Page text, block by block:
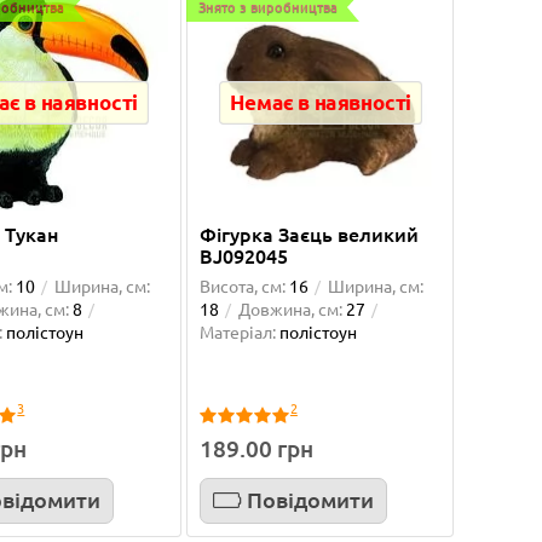
з
Дуже дякую магазину Green Decor!
Вирішила оновити інтер’єр і додати
трохи зелені. Перш за все втіши..
в наявності
Тукан
10
Ширина, см:
см:8
полістоун
3
Знято з виробництва
Немає в наявності
Фігурка Заєць великий
BJ092045
Висота, см: 16
Ширина, см:
18
Довжина, см: 27
Матеріал: полістоун
2
189.00 грн
Повідомити